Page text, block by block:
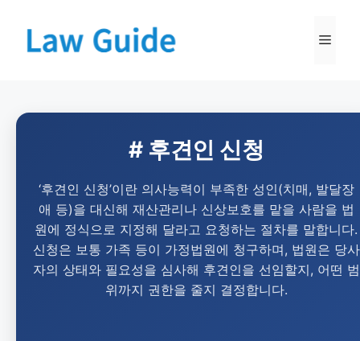
# 후견인 신청
‘후견인 신청’이란 의사능력이 부족한 성인(치매, 발달장
애 등)을 대신해 재산관리나 신상보호를 맡을 사람을 법
원에 정식으로 지정해 달라고 요청하는 절차를 말합니다.
신청은 보통 가족 등이 가정법원에 청구하며, 법원은 당사
자의 상태와 필요성을 심사해 후견인을 선임할지, 어떤 범
위까지 권한을 줄지 결정합니다.